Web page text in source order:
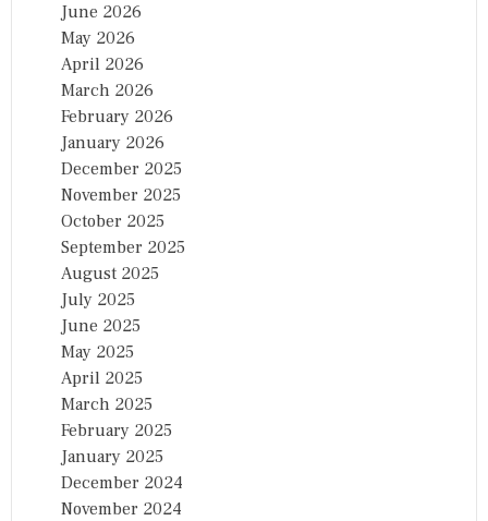
June 2026
May 2026
April 2026
March 2026
February 2026
January 2026
December 2025
November 2025
October 2025
September 2025
August 2025
July 2025
June 2025
May 2025
April 2025
March 2025
February 2025
January 2025
December 2024
November 2024